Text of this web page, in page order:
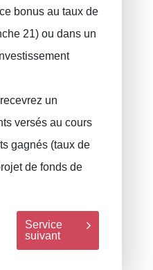
bonus au taux de
21) ou dans un
un
versés au cours
gagnés (taux de
de fonds de
Service
suivant